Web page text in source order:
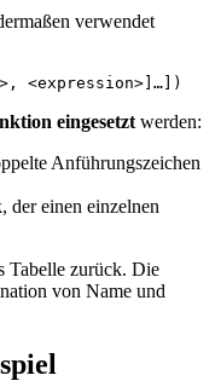
verwendet
<expression>]…])
eingesetzt werden:
Anführungszeichen
einen einzelnen
Tabelle zurück. Die
von Name und